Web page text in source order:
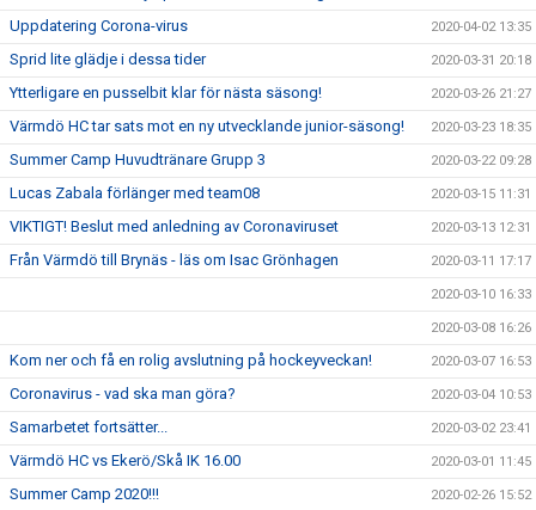
Uppdatering Corona-virus 2020-04-02 13:35
Sprid lite glädje i dessa tider 2020-03-31 20:18
Ytterligare en pusselbit klar för nästa säsong! 2020-03-26 21:27
Värmdö HC tar sats mot en ny utvecklande junior-säsong! 2020-03-23 18:35
Summer Camp Huvudtränare Grupp 3 2020-03-22 09:28
Lucas Zabala förlänger med team08 2020-03-15 11:31
VIKTIGT! Beslut med anledning av Coronaviruset 2020-03-13 12:31
Från Värmdö till Brynäs - läs om Isac Grönhagen 2020-03-11 17:17
2020-03-10 16:33
2020-03-08 16:26
Kom ner och få en rolig avslutning på hockeyveckan! 2020-03-07 16:53
Coronavirus - vad ska man göra? 2020-03-04 10:53
Samarbetet fortsätter... 2020-03-02 23:41
Värmdö HC vs Ekerö/Skå IK 16.00 2020-03-01 11:45
Summer Camp 2020!!! 2020-02-26 15:52